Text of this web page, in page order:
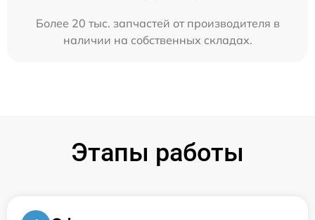
Более 20 тыс. запчастей от производителя в
наличии на собственных складах.
Этапы работы